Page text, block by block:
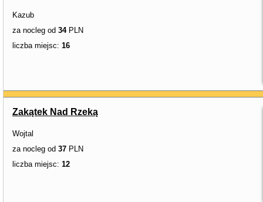
Kazub
za nocleg od 34PLN
liczba miejsc: 16
Zakątek Nad Rzeką
Wojtal
za nocleg od 37 PLN
liczba miejsc: 12